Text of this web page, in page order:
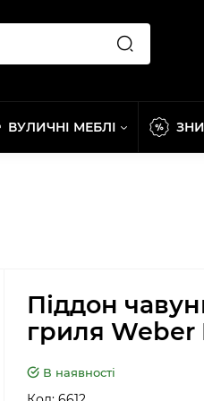
ВУЛИЧНІ МЕБЛІ
Піддон
гриля Weber
В наявності